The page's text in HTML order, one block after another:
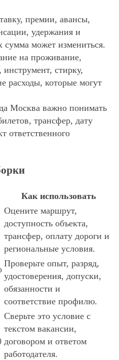
премии, авансы,
удержания и
сумма может измениться.
на проживание,
стирку,
расходы, которые могут
Москва важно понимать
трансфер, дату
ответственного
Как использовать
Оцените маршрут,
доступность объекта,
трансфер, оплату дороги и
региональные условия.
Проверьте опыт, разряд,
удостоверения, допуски,
обязанности и
соответствие профилю.
Сверьте это условие с
текстом вакансии,
договором и ответом
работодателя.